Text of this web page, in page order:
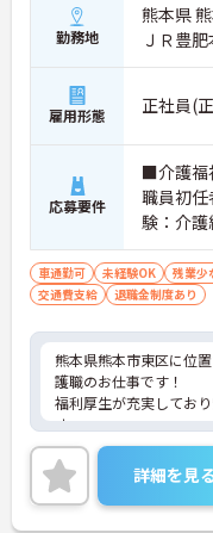
勤務地
熊本県
ＪＲ豊
雇用形態 正社員(
応募要件
■介護福
職員初
験：介
ー業務
車通勤可 未経験OK 残業少
交通費支給
退職金制度あり
熊本県熊本市東区に位
護職のお仕事です！
福利厚生が充実してお
す。
急な休みを受け入れる
りにも尽力しています！
ご興味のある方には、
詳細をお話いたします
詳細を見